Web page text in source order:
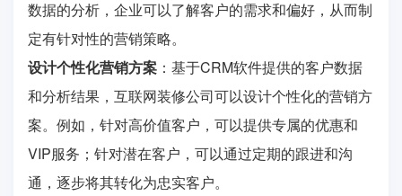
数据的分析，企业可以了解客户的需求和偏好，从而制
定有针对性的营销策略。
设计个性化营销方案 ：基于CRM软件提供的客户数据
和分析结果，互联网装修公司可以设计个性化的营销方
案。例如，针对高价值客户，可以提供专属的优惠和
VIP服务；针对潜在客户，可以通过定期的跟进和沟
通，逐步将其转化为忠实客户。